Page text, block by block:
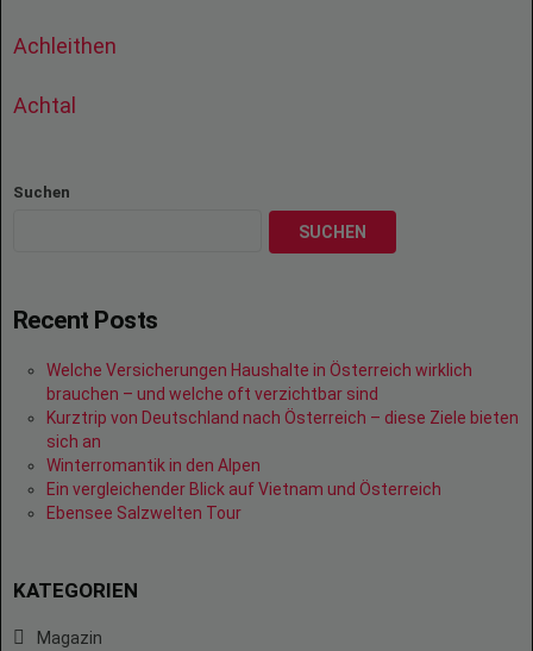
Achleithen
Achtal
Suchen
SUCHEN
Recent Posts
Welche Versicherungen Haushalte in Österreich wirklich
brauchen – und welche oft verzichtbar sind
Kurztrip von Deutschland nach Österreich – diese Ziele bieten
sich an
Winterromantik in den Alpen
Ein vergleichender Blick auf Vietnam und Österreich
Ebensee Salzwelten Tour
KATEGORIEN
Magazin